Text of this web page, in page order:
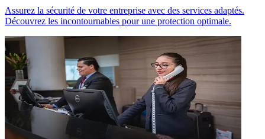
Assurez la sécurité de votre entreprise avec des services adaptés.
Découvrez les incontournables pour une protection optimale.